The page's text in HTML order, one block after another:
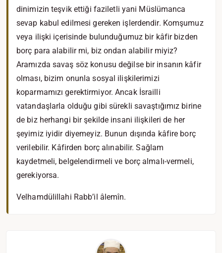
dinimizin teşvik ettiği faziletli yani Müslümanca
sevap kabul edilmesi gereken işlerdendir. Komşumuz
veya ilişki içerisinde bulunduğumuz bir kâfir bizden
borç para alabilir mi, biz ondan alabilir miyiz?
Aramızda savaş söz konusu değilse bir insanın kâfir
olması, bizim onunla sosyal ilişkilerimizi
koparmamızı gerektirmiyor. Ancak İsrailli
vatandaşlarla olduğu gibi sürekli savaştığımız birine
de biz herhangi bir şekilde insani ilişkileri de her
şeyimiz iyidir diyemeyiz. Bunun dışında kâfire borç
verilebilir. Kâfirden borç alınabilir. Sağlam
kaydetmeli, belgelendirmeli ve borç almalı-vermeli,
gerekiyorsa.
Velhamdülillahi Rabb’il âlemîn.